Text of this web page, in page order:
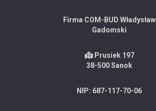
Firma COM-BUD Władysław
Gadomski
Prusiek 197
38-500 Sanok
NIP: 687-117-70-06